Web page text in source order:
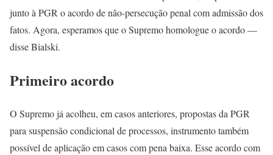
junto à PGR o acordo de não-persecução penal com admissão dos
fatos. Agora, esperamos que o Supremo homologue o acordo —
disse Bialski.
Primeiro acordo
O Supremo já acolheu, em casos anteriores, propostas da PGR
para suspensão condicional de processos, instrumento também
possível de aplicação em casos com pena baixa. Esse acordo com